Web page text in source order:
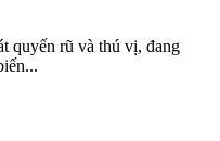
quyến rũ và thú vị, đang